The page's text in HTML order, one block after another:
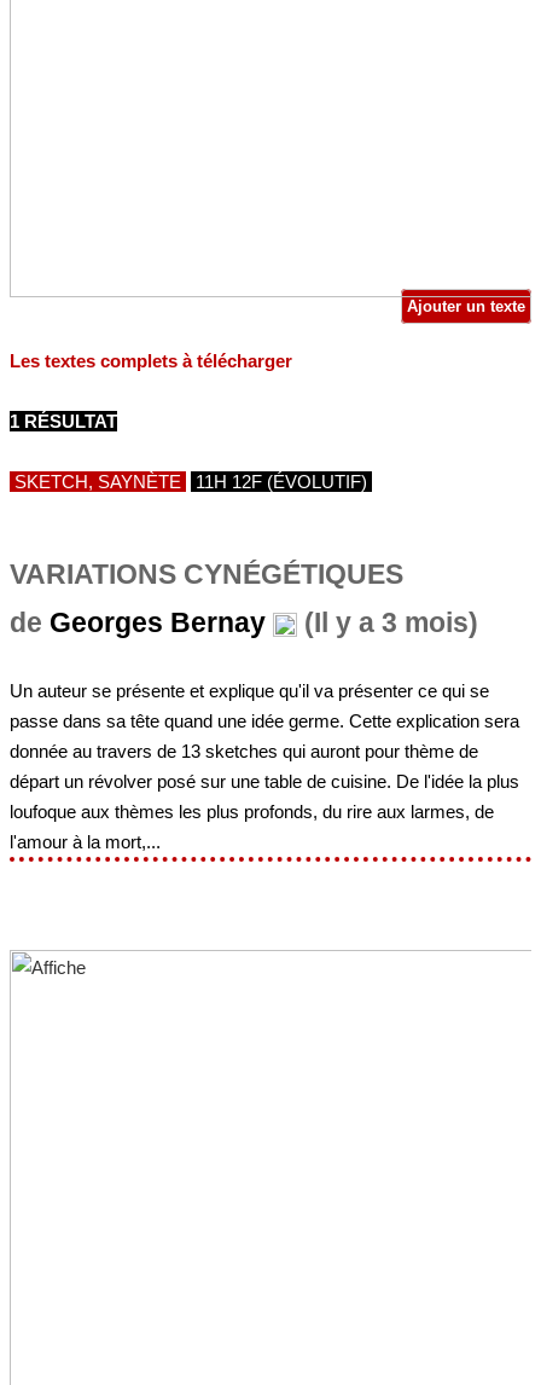
Ajouter un texte
Les textes complets à télécharger
1 RÉSULTAT
SKETCH, SAYNÈTE 11H 12F (ÉVOLUTIF)
VARIATIONS CYNÉGÉTIQUES
de Georges Bernay (Il y a 3 mois)
Un auteur se présente et explique qu'il va présenter ce qui se
passe dans sa tête quand une idée germe. Cette explication sera
donnée au travers de 13 sketches qui auront pour thème de
départ un révolver posé sur une table de cuisine. De l'idée la plus
loufoque aux thèmes les plus profonds, du rire aux larmes, de
l'amour à la mort,...